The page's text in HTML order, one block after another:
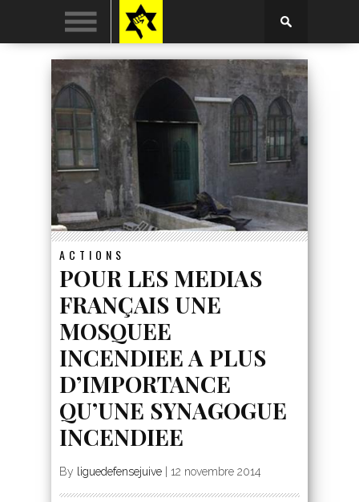
ACTIONS
POUR LES MEDIAS
FRANÇAIS UNE
MOSQUEE
INCENDIEE A PLUS
D’IMPORTANCE
QU’UNE SYNAGOGUE
INCENDIEE
By liguedefensejuive 12 novembre 2014